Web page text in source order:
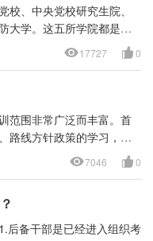
、中央党校研究生院、
大学。这五所学院都是党
的历史和丰富的教学资
的重要学府，其教学内容
培训机会，培养更高水
公务员和行政管理人才，
部。国家公安大学则是
军队干部的重要学府，致
的高级军事人才。这五所
的作用，为中国的发展
17727 0
范围非常广泛而丰富。首
路线方针政策的学习，包
、三个代表重要思想、科
务、参与党务工作的基本
员行为的制度文件，以
些政策法规是党员在实际
7046 0
后备干部是已经进入组织考